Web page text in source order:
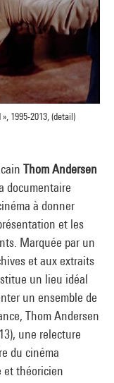
1995-2013, (detail)
Thom Andersen
documentaire
à donner
et les
Marquée par un
et aux extraits
un lieu idéal
un ensemble de
Thom Andersen
une relecture
du cinéma
et théoricien